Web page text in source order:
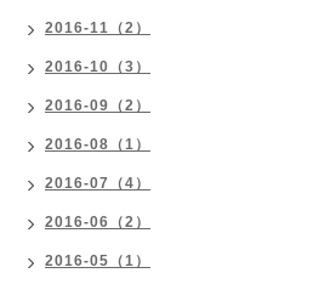
2016-11（2）
2016-10（3）
2016-09（2）
2016-08（1）
2016-07（4）
2016-06（2）
2016-05（1）